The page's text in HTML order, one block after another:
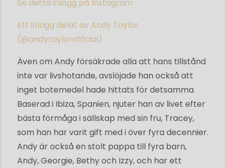
Se detta inlägg på Instagram
Ett inlägg delat av Andy Taylor
(@andytaylorofficial)
Även om Andy försäkrade alla att hans tillstånd
inte var livshotande, avslöjade han också att
inget botemedel hade hittats för detsamma.
Baserad i Ibiza, Spanien, njuter han av livet efter
bästa förmåga i sällskap med sin fru, Tracey,
som han har varit gift med i över fyra decennier.
Andy är också en stolt pappa till fyra barn,
Andy, Georgie, Bethy och Izzy, och har ett